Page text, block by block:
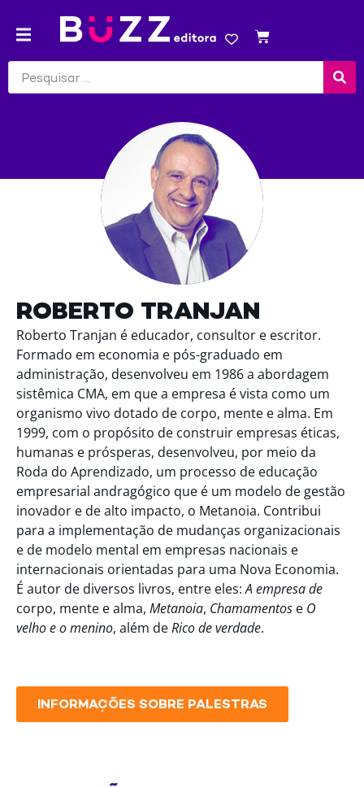
ROBERTO TRANJAN
Roberto Tranjan é educador, consultor e escritor.
Formado em economia e pós-graduado em
administração, desenvolveu em 1986 a abordagem
sistêmica CMA, em que a empresa é vista como um
organismo vivo dotado de corpo, mente e alma. Em
1999, com o propósito de construir empresas éticas,
humanas e prósperas, desenvolveu, por meio da
Roda do Aprendizado, um processo de educação
empresarial andragógico que é um modelo de gestão
inovador e de alto impacto, o Metanoia. Contribui
para a implementação de mudanças organizacionais
e de modelo mental em empresas nacionais e
internacionais orientadas para uma Nova Economia.
É autor de diversos livros, entre eles:A empresa de
corpo, mente e alma, Metanoia, Chamamentos e O
velho e o menino, além deRico de verdade.
INFORMAÇÕES SOBRE PALESTRAS